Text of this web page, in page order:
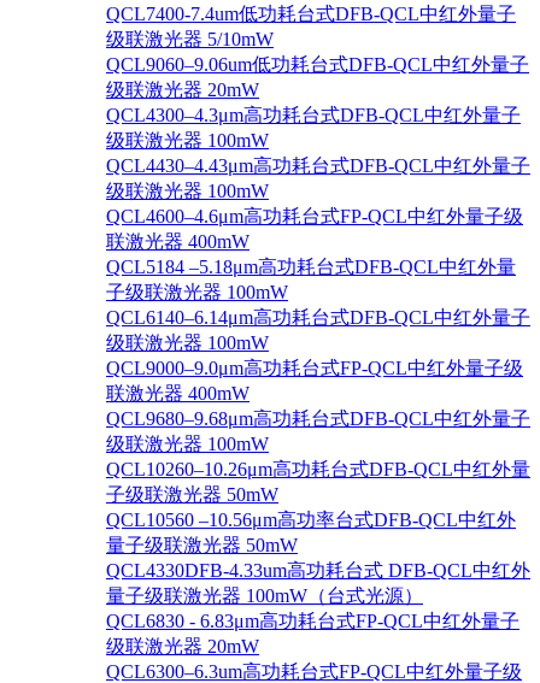
QCL7400-7.4um低功耗台式DFB-QCL中红外量子
级联激光器 5/10mW
QCL9060–9.06um低功耗台式DFB-QCL中红外量子
级联激光器 20mW
QCL4300–4.3μm高功耗台式DFB-QCL中红外量子
级联激光器 100mW
QCL4430–4.43μm高功耗台式DFB-QCL中红外量子
级联激光器 100mW
QCL4600–4.6μm高功耗台式FP-QCL中红外量子级
联激光器 400mW
QCL5184 –5.18μm高功耗台式DFB-QCL中红外量
子级联激光器 100mW
QCL6140–6.14μm高功耗台式DFB-QCL中红外量子
级联激光器 100mW
QCL9000–9.0μm高功耗台式FP-QCL中红外量子级
联激光器 400mW
QCL9680–9.68μm高功耗台式DFB-QCL中红外量子
级联激光器 100mW
QCL10260–10.26μm高功耗台式DFB-QCL中红外量
子级联激光器 50mW
QCL10560 –10.56μm高功率台式DFB-QCL中红外
量子级联激光器 50mW
QCL4330DFB-4.33um高功耗台式 DFB-QCL中红外
量子级联激光器 100mW（台式光源）
QCL6830 - 6.83μm高功耗台式FP-QCL中红外量子
级联激光器 20mW
QCL6300–6.3um高功耗台式FP-QCL中红外量子级